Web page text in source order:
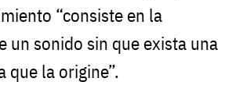
“consiste en la
un sonido sin que exista una
que la origine”.